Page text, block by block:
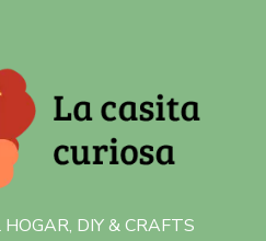
DIY & CRAFTS